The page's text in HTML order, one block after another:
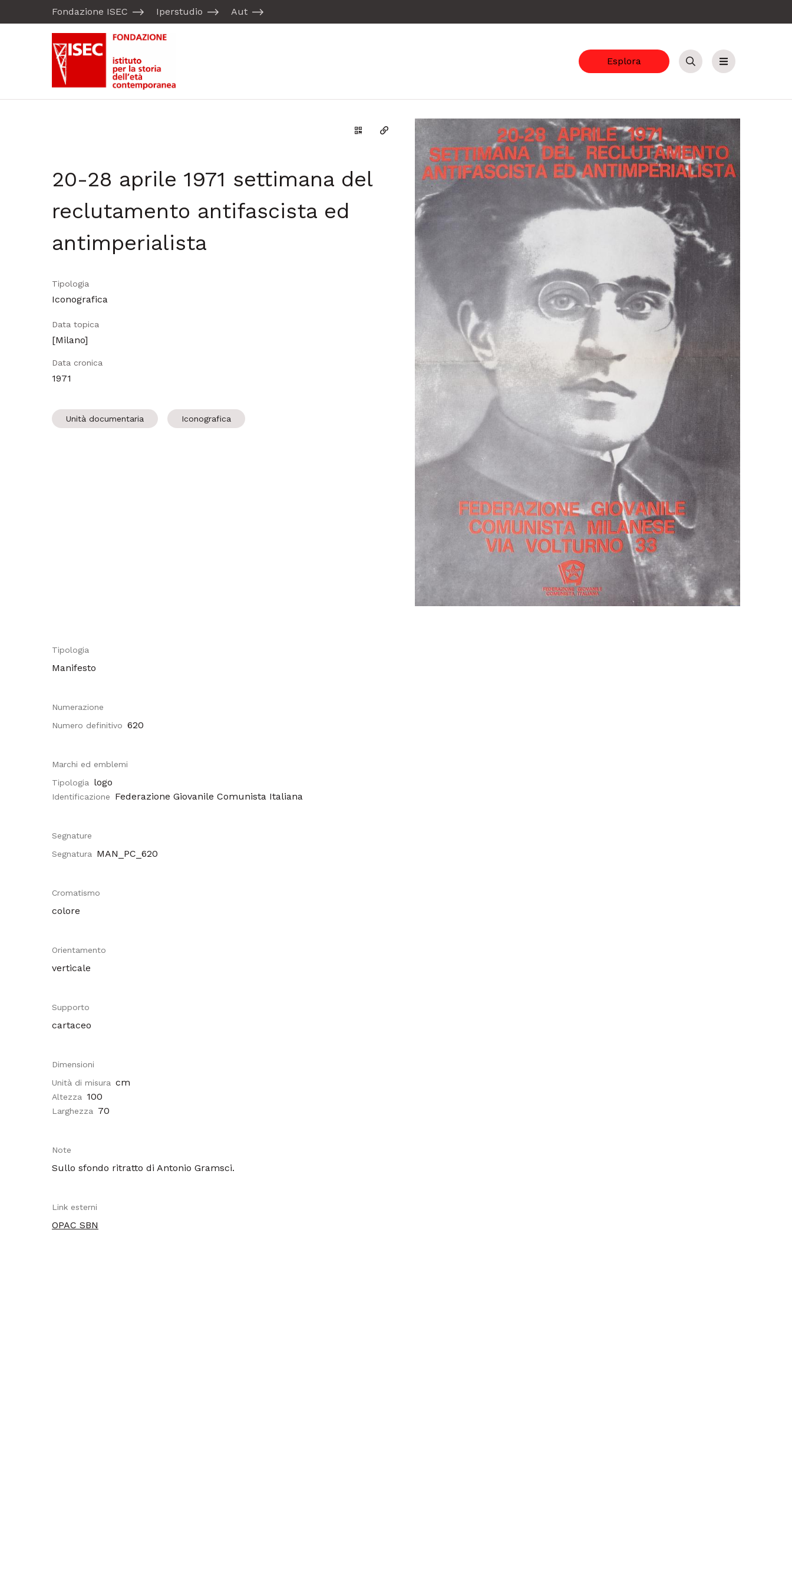
Fondazione ISEC Iperstudio Aut
Esplora
Cerca Menu
Genera il QR Code della scheda
Copia il permalink
20-28 aprile 1971 settimana del
reclutamento antifascista ed
antimperialista
Tipologia
Iconografica
Data topica
[Milano]
Data cronica
1971
Unità documentaria Iconografica
Tipologia
Manifesto
Numerazione
Numero definitivo 620
Marchi ed emblemi
Tipologia
logo
Identificazione Federazione Giovanile Comunista Italiana
Segnature
Segnatura
MAN_PC_620
Cromatismo
colore
Orientamento
verticale
Supporto
cartaceo
Dimensioni
Unità di misura cm
Altezza 100
Larghezza 70
Note
Sullo sfondo ritratto di Antonio Gramsci.
Link esterni
OPAC SBN